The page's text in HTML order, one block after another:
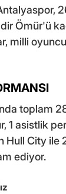
Ömür'ü
milli
toplam
1 asistlik
Hull City ile
ediyor.